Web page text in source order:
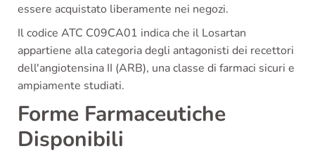
essere acquistato liberamente nei negozi.
Il codice ATC C09CA01 indica che il Losartan
appartiene alla categoria degli antagonisti dei recettori
dell'angiotensina II (ARB), una classe di farmaci sicuri e
ampiamente studiati.
Forme Farmaceutiche
Disponibili